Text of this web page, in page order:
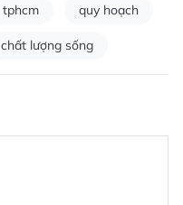
tphcm quy hoạch
chất lượng sống